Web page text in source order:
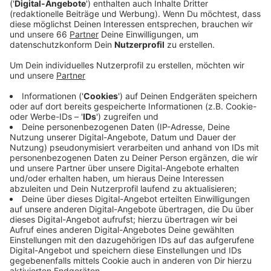
Anzeige
Im Interview mit Nina Tenhaef und Kevin Zimmer
eine Dachbegrünung an Vorteilen mit sich bringt. Seine
Firma "mygreentop" begrünt auch Schrägdächer und
nutzt beispielsweise die Pflanzenarten Mauerpfeffer
oder Fetthennen. Diese Art der Pflanzen können
Dächer dabei auch nicht zerstören, erklärt er. Weshalb
und ob die Dachpflanzen auch gegossen werden
müssen, erfahrt ihr im Gespräch mit Dirk Kieslich.
Anzeige